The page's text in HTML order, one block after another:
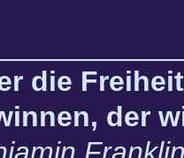
die
der